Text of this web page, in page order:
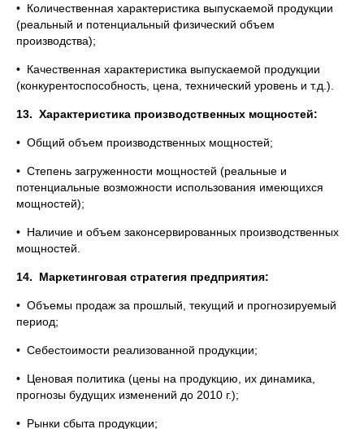
• Количественная характеристика выпускаемой продукции
(реальный и потенциальный физический объем
производства);
• Качественная характеристика выпускаемой продукции
(конкурентоспособность, цена, технический уровень и т.д.).
13. Характеристика производственных мощностей:
• Общий объем производственных мощностей;
• Степень загруженности мощностей (реальные и
потенциальные возможности использования имеющихся
мощностей);
• Наличие и объем законсервированных производственных
мощностей.
14. Маркетинговая стратегия предприятия:
• Объемы продаж за прошлый, текущий и прогнозируемый
период;
• Себестоимости реализованной продукции;
• Ценовая политика (цены на продукцию, их динамика,
прогнозы будущих изменений до 2010 г.);
• Рынки сбыта продукции;